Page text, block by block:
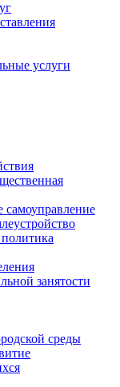
услуги
самоуправление
занятости
среды